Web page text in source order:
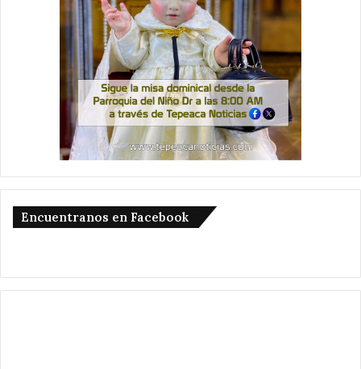
Encuentranos en Facebook